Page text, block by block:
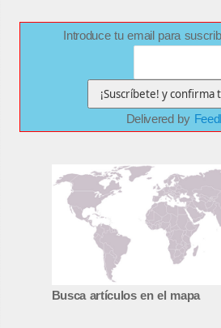
Introduce tu email para
Delivered by
Busca artículos en el mapa